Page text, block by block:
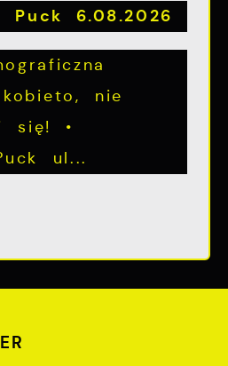
Puck 6.08.2026
nie
się! •
ul...